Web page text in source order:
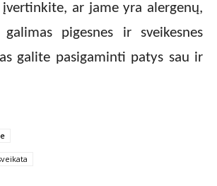
ar jame yra alergenų,
pigesnes ir sveikesnes
galite pasigaminti patys sau ir